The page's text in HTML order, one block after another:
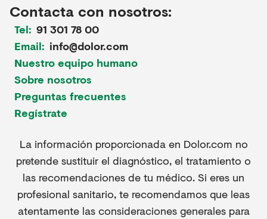
Contacta con nosotros:
Tel: 91 301 78 00
Email: info@dolor.com
Nuestro equipo humano
Sobre nosotros
Preguntas frecuentes
Regístrate
La información proporcionada en Dolor.com no
pretende sustituir el diagnóstico, el tratamiento o
las recomendaciones de tu médico. Si eres un
profesional sanitario, te recomendamos que leas
atentamente las consideraciones generales para